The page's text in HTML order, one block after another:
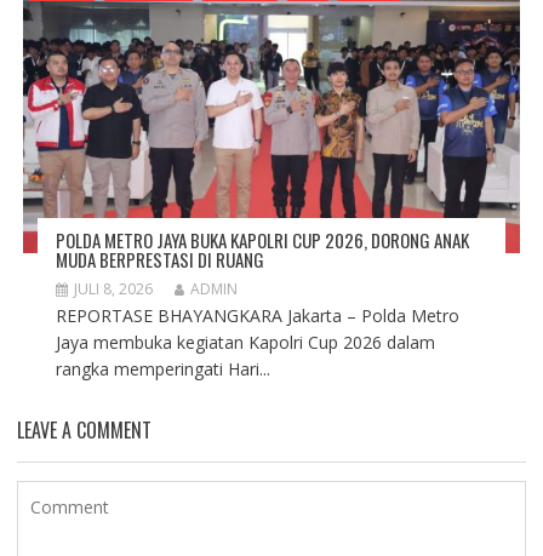
POLDA METRO JAYA BUKA KAPOLRI CUP 2026, DORONG ANAK
MUDA BERPRESTASI DI RUANG
JULI 8, 2026 ADMIN
REPORTASE BHAYANGKARA Jakarta – Polda Metro
Jaya membuka kegiatan Kapolri Cup 2026 dalam
rangka memperingati Hari...
LEAVE A COMMENT